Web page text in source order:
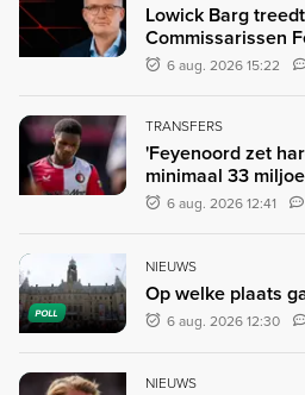
Lowick Barg
Commissarissen
6 aug. 2026 15:22
TRANSFERS
'Feyenoord zet
minimaal 33
6 aug. 2026 12:41
POLL
NIEUWS
Op welke plaats
6 aug. 2026 12:30
NIEUWS